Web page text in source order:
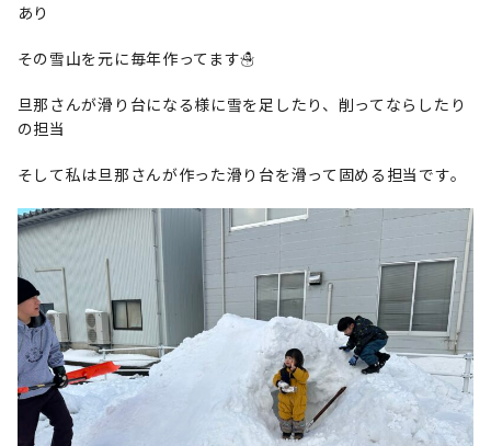
あり
その雪山を元に毎年作ってます☃️
旦那さんが滑り台になる様に雪を足したり、削ってならしたり
の担当
そして私は旦那さんが作った滑り台を滑って固める担当です。